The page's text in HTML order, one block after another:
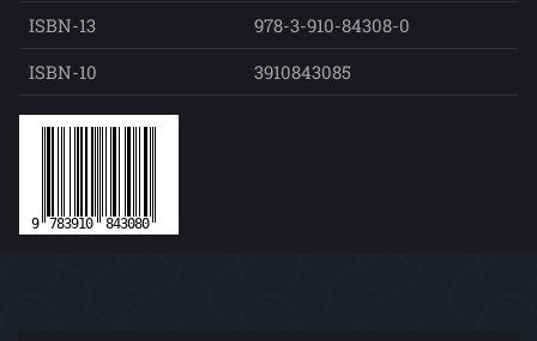
ISBN-13
978-3-910-84308-0
ISBN-10
3910843085